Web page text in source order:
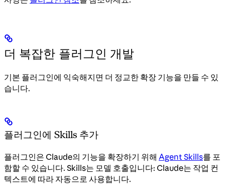
더 복잡한 플러그인 개발
기본 플러그인에 익숙해지면 더 정교한 확장 기능을 만들 수 있
습니다.
플러그인에 Skills 추가
플러그인은 Claude의 기능을 확장하기 위해 Agent Skills를 포
함할 수 있습니다. Skills는 모델 호출입니다: Claude는 작업 컨
텍스트에 따라 자동으로 사용합니다.